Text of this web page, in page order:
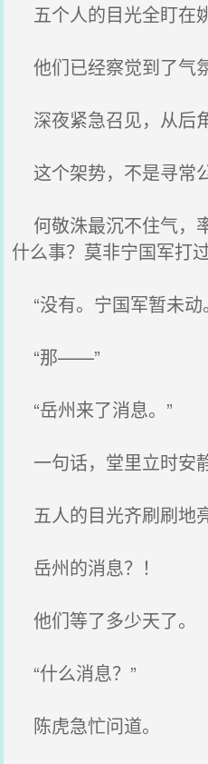
五个人的目光全盯在
他们已经察觉到了气
深夜紧急召见，从后
这个架势，不是寻常
何敬洙最沉不住气，
什么事？莫非宁国军打
“没有。宁国军暂未动
“那——”
“岳州来了消息。”
一句话，堂里立时安
五人的目光齐刷刷地
岳州的消息？！
他们等了多少天了。
“什么消息？”
陈虎急忙问道。